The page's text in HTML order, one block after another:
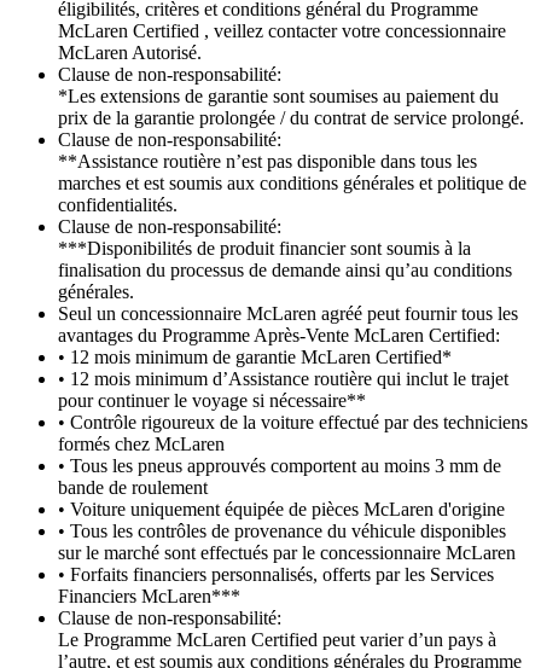
éligibilités, critères et conditions général du Programme
McLaren Certified , veillez contacter votre concessionnaire
McLaren Autorisé.
Clause de non-responsabilité:
*Les extensions de garantie sont soumises au paiement du
prix de la garantie prolongée / du contrat de service prolongé.
Clause de non-responsabilité:
**Assistance routière n’est pas disponible dans tous les
marches et est soumis aux conditions générales et politique de
confidentialités.
Clause de non-responsabilité:
***Disponibilités de produit financier sont soumis à la
finalisation du processus de demande ainsi qu’au conditions
générales.
Seul un concessionnaire McLaren agréé peut fournir tous les
avantages du Programme Après-Vente McLaren Certified:
• 12 mois minimum de garantie McLaren Certified*
• 12 mois minimum d’Assistance routière qui inclut le trajet
pour continuer le voyage si nécessaire**
• Contrôle rigoureux de la voiture effectué par des techniciens
formés chez McLaren
• Tous les pneus approuvés comportent au moins 3 mm de
bande de roulement
• Voiture uniquement équipée de pièces McLaren d'origine
• Tous les contrôles de provenance du véhicule disponibles
sur le marché sont effectués par le concessionnaire McLaren
• Forfaits financiers personnalisés, offerts par les Services
Financiers McLaren***
Clause de non-responsabilité:
Le Programme McLaren Certified peut varier d’un pays à
l’autre, et est soumis aux conditions générales du Programme